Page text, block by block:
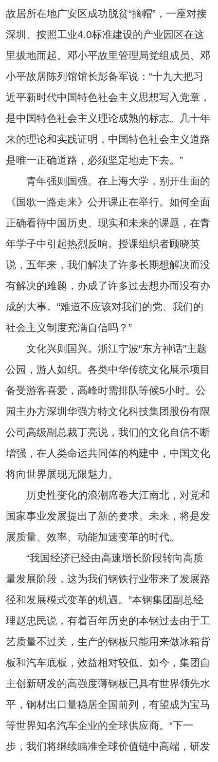
故居所在地广安区成功脱贫“摘帽”，一座对接
深圳、按照工业4.0标准建设的产业园区在这
里拔地而起。邓小平故里管理局党组成员、邓
小平故居陈列馆馆长彭备军说：“十九大把习
近平新时代中国特色社会主义思想写入党章，
是中国特色社会主义理论成熟的标志。几十年
来的理论和实践证明，中国特色社会主义道路
是唯一正确道路，必须坚定地走下去。”
青年强则国强。在上海大学，别开生面的
《国歌一路走来》公开课正在举行。如何全面
正确看待中国历史、现实和未来的课题，在青
年学子中引起热烈反响。授课组织者顾晓英
说，五年来，我们解决了许多长期想解决而没
有解决的难题，办成了许多过去想办而没有办
成的大事。“难道不应该对我们的党、我们的
社会主义制度充满自信吗？”
文化兴则国兴。浙江宁波“东方神话”主题
公园，游人如织。各类中华传统文化展示项目
备受游客喜爱，高峰时需排队等候5小时。公
园主办方深圳华强方特文化科技集团股份有限
公司高级副总裁丁亮说，我们的文化自信不断
增强，在人类命运共同体的构建中，中国文化
将向世界展现无限魅力。
历史性变化的浪潮席卷大江南北，对党和
国家事业发展提出了新的要求。未来，将是发
展质量、效率、动能加速变革的时代。
“我国经济已经由高速增长阶段转向高质
量发展阶段，这为我们钢铁行业带来了发展路
径和发展模式变革的机遇。”本钢集团副总经
理赵忠民说，有着百年历史的本钢过去由于工
艺质量不过关，生产的钢板只能用来做冰箱背
板和汽车底板，效益相对较低。如今，集团自
主创新研发的高强度薄钢板已具有世界领先水
平，钢材出口量稳居全国前列，有望成为宝马
等世界知名汽车企业的全球供应商。“下一
步，我们将继续瞄准全球价值链中高端，研发